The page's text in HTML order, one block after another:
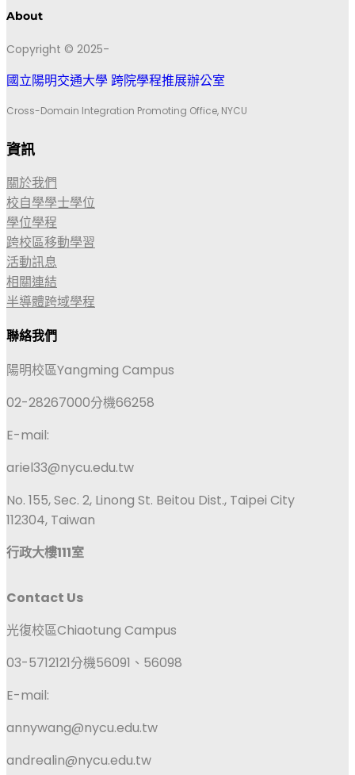
About
Copyright © 2025-
國立陽明交通大學 跨院學程推展辦公室
Cross-Domain Integration Promoting Office, NYCU
資訊
關於我們
校自學學士學位
學位學程
跨校區移動學習
活動訊息
相關連結
半導體跨域學程
聯絡我們
陽明校區Yangming Campus
02-28267000分機66258
E-mail:
ariel33@nycu.edu.tw
No. 155, Sec. 2, Linong St. Beitou Dist., Taipei City
112304, Taiwan
行政大樓111室
Contact Us
光復校區Chiaotung Campus
03-5712121分機56091、56098
E-mail:
annywang@nycu.edu.tw
andrealin@nycu.edu.tw